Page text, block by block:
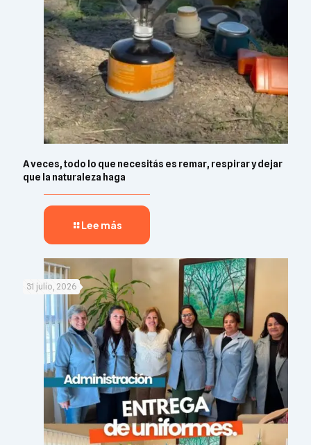
A veces, todo lo que necesitás es remar, respirar y dejar
que la naturaleza haga
Lee más
31 julio, 2026